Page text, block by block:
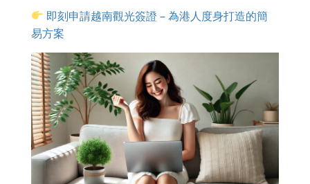
即刻申請越南觀光簽證 – 為港人度身打造的簡
易方案